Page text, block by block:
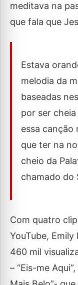
meditava na
que fala que
Estava
melodia da
baseadas
por ser
essa canção
que ter na
cheio da
chamado do
Com quatro
YouTube,
460 mil
– “Eis-me